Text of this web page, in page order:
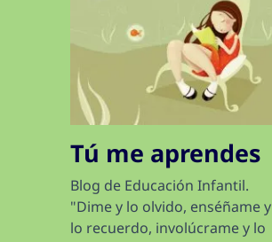
Tú me aprendes
Blog de Educación Infantil.
"Dime y lo olvido, enséñame y
lo recuerdo, involúcrame y lo